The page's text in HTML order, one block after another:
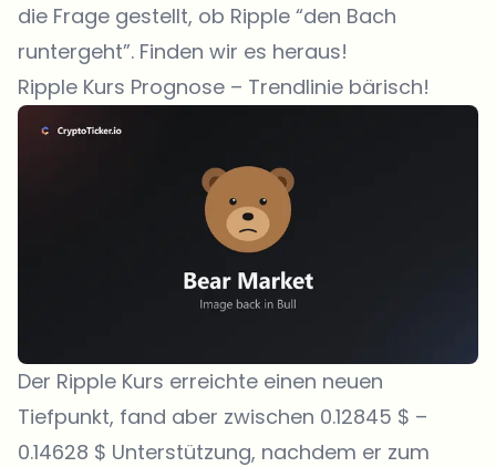
die Frage gestellt, ob Ripple “den Bach
runtergeht”. Finden wir es heraus!
Ripple Kurs Prognose – Trendlinie bärisch!
Der Ripple Kurs erreichte einen neuen
Tiefpunkt, fand aber zwischen 0.12845 $ –
0.14628 $ Unterstützung, nachdem er zum